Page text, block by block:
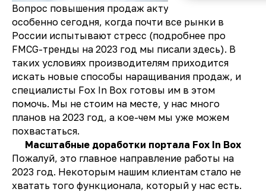
Вопрос повышения продаж актуален всегда, но
особенно сегодня, когда почти все рынки в
России испытывают стресс (подробнее про
FMCG-тренды на 2023 год мы писали здесь). В
таких условиях производителям приходится
искать новые способы наращивания продаж, и
специалисты Fox In Box готовы им в этом
помочь. Мы не стоим на месте, у нас много
планов на 2023 год, а кое-чем мы уже можем
похвастаться.
Масштабные доработки портала Fox In Box
Пожалуй, это главное направление работы на
2023 год. Некоторым нашим клиентам стало не
хватать того функционала, который у нас есть.